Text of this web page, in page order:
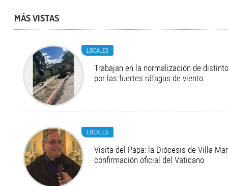
MÁS VISTAS
LOCALES
Trabajan en la normalización de
por las fuertes ráfagas de viento
LOCALES
Visita del Papa: la Diócesis de Villa
confirmación oficial del Vaticano